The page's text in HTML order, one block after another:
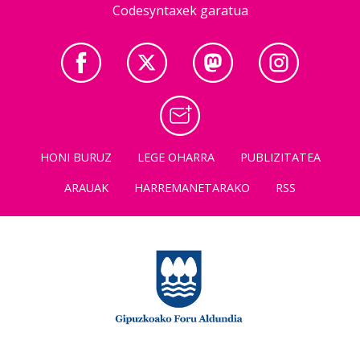
Codesyntaxek garatua
HONI BURUZ LEGE OHARRA
PUBLIZITATEA
ARAUAK
HARREMANETARAKO RSS